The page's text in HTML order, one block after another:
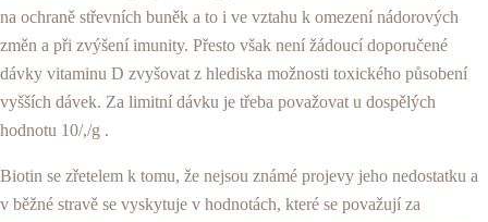
na ochraně střevních buněk a to i ve vztahu k omezení nádoro­vých
změn a při zvýšení imunity. Přesto však není žádoucí doporučené
dávky vitaminu D zvyšovat z hlediska možnosti toxického působení
vyšších dá­vek. Za limitní dávku je třeba považovat u dospělých
hodnotu 10/,/g .
Biotin se zřetelem k tomu, že nejsou známé proje­vy jeho nedostatku a
v běžné stravě se vyskytuje v hodnotách, které se považují za